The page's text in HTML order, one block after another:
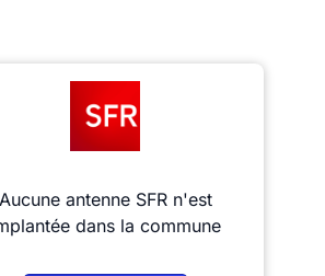
Aucune antenne SFR n'est
dans la commune